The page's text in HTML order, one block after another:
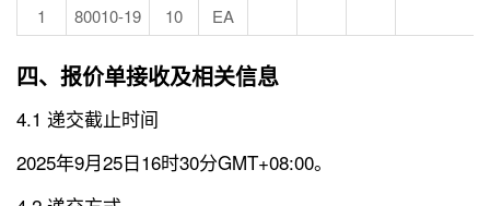
1
80010-19 10 EA
四、报价单接收及相关信息
4.1 递交截止时间
2025年9月25日16时30分GMT+08:00。